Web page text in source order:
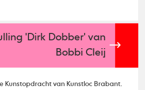
'Dirk Dobber' van
Bobbi Cleij
Kunstopdracht van Kunstloc Brabant.